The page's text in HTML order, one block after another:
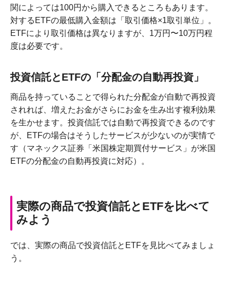
関によっては100円から購入できるところもあります。
対するETFの最低購入金額は「取引価格×1取引単位」。
ETFにより取引価格は異なりますが、1万円〜10万円程
度は必要です。
投資信託とETFの「分配金の自動再投資」
商品を持っていることで得られた分配金が自動で再投資
されれば、増えたお金がさらにお金を生み出す複利効果
を生かせます。投資信託では自動で再投資できるのです
が、ETFの場合はそうしたサービスが少ないのが実情で
す（マネックス証券「米国株定期買付サービス」が米国
ETFの分配金の自動再投資に対応）。
実際の商品で投資信託とETFを比べて
みよう
では、実際の商品で投資信託とETFを見比べてみましょ
う。